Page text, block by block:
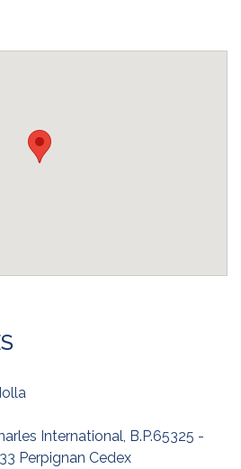
International, B.P.65325 -
Perpignan Cedex